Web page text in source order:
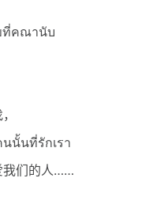
ที่คณานับ
นที่รักเรา
们的人……